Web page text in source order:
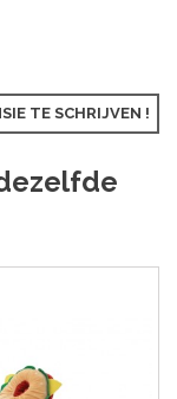
TE SCHRIJVEN !